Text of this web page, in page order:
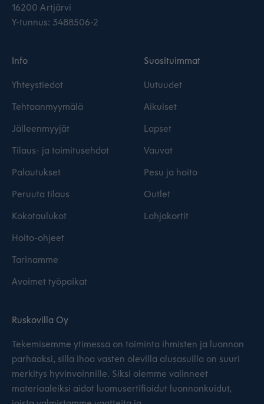
16200 Artjärvi
Y-tunnus: 3488506-2
Info
Yhteystiedot
Tehtaanmyymälä
Jälleenmyyjät
Tilaus- ja toimitusehdot
Palautukset
Peruuta tilaus
Kokotaulukot
Hoito-ohjeet
Tarinamme
Avoimet työpaikat
Suosituimmat
Uutuudet
Aikuiset
Lapset
Vauvat
Pesu ja hoito
Outlet
Lahjakortit
Ruskovilla Oy
Tekemisemme ytimessä on toiminta ihmisten ja luonnon
parhaaksi, sillä ihoa vasten olevilla alusasuilla on suuri
merkitys hyvinvoinnille. Siksi olemme valinneet
materiaaleiksi aidot luomusertifioidut luonnonkuidut,